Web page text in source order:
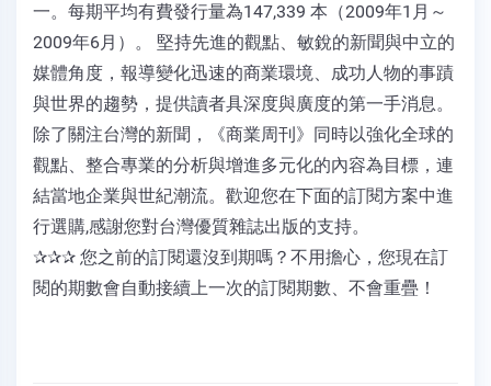
一。每期平均有費發行量為147,339 本（2009年1月～
2009年6月）。 堅持先進的觀點、敏銳的新聞與中立的
媒體角度，報導變化迅速的商業環境、成功人物的事蹟
與世界的趨勢，提供讀者具深度與廣度的第一手消息。
除了關注台灣的新聞，《商業周刊》同時以強化全球的
觀點、整合專業的分析與增進多元化的內容為目標，連
結當地企業與世紀潮流。歡迎您在下面的訂閱方案中進
行選購,感謝您對台灣優質雜誌出版的支持。
✰✰✰ 您之前的訂閱還沒到期嗎？不用擔心，您現在訂
閱的期數會自動接續上一次的訂閱期數、不會重疊！